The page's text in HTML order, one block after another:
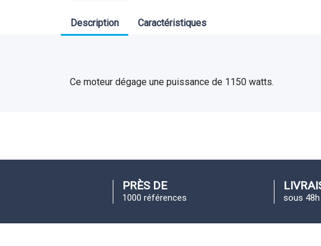
Description Caractéristiques
Ce moteur dégage une puissance de 1150 watts.
PRÈS DE
1000 références sous 48h